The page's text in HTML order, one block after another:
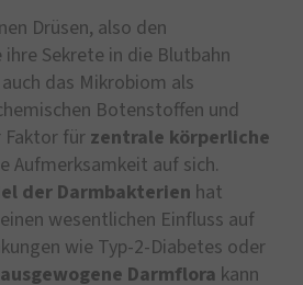
Drüsen, also den
Sekrete in die Blutbahn
das Mikrobiom als
Botenstoffen und
für zentrale körperliche
Aufmerksamkeit auf sich.
der Darmbakterien hat
wesentlichen Einfluss auf
wie Typ-2-Diabetes oder
Darmflora kann